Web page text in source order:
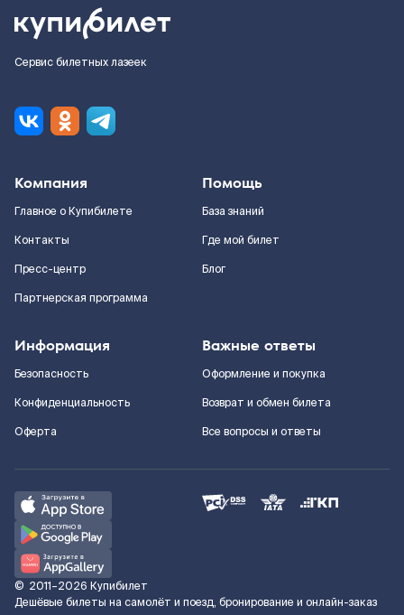
Сервис билетных лазеек
Компания
Главное о Купибилете
Контакты
Пресс-центр
Партнерская программа
Помощь
База знаний
Где мой билет
Блог
Информация
Безопасность
Конфиденциальность
Оферта
Важные ответы
Оформление и покупка
Возврат и обмен билета
Все вопросы и ответы
© 2011–2026 Купибилет
Дешёвые билеты на самолёт и поезд, бронирование и онлайн-заказ